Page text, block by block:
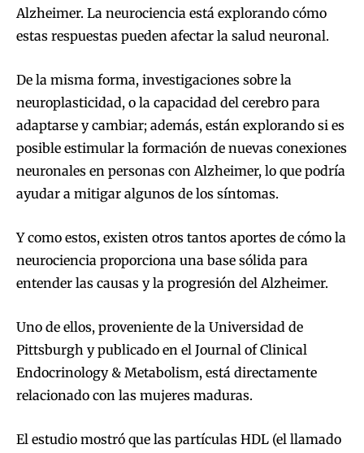
Alzheimer. La neurociencia está explorando cómo
estas respuestas pueden afectar la salud neuronal.
De la misma forma, investigaciones sobre la
neuroplasticidad, o la capacidad del cerebro para
adaptarse y cambiar; además, están explorando si es
posible estimular la formación de nuevas conexiones
neuronales en personas con Alzheimer, lo que podría
ayudar a mitigar algunos de los síntomas.
Y como estos, existen otros tantos aportes de cómo la
neurociencia proporciona una base sólida para
entender las causas y la progresión del Alzheimer.
Uno de ellos, proveniente de la Universidad de
Pittsburgh y publicado en el Journal of Clinical
Endocrinology & Metabolism, está directamente
relacionado con las mujeres maduras.
El estudio mostró que las partículas HDL (el llamado